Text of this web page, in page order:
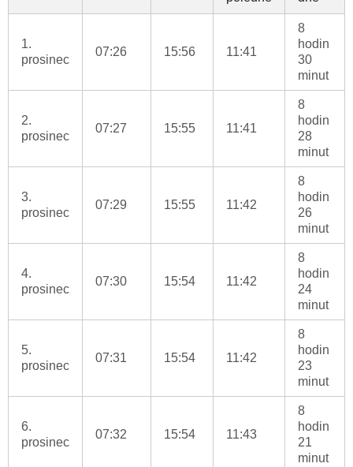
1.
prosinec
07:26 15:56 11:41
8
hodin
30
minut
2.
prosinec
07:27 15:55 11:41
8
hodin
28
minut
3.
prosinec
07:29 15:55 11:42
8
hodin
26
minut
4.
prosinec
07:30 15:54 11:42
8
hodin
24
minut
5.
prosinec
07:31 15:54 11:42
8
hodin
23
minut
6.
prosinec
07:32 15:54 11:43
8
hodin
21
minut